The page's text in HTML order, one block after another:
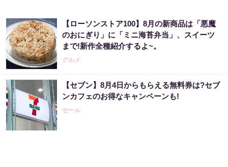
【ローソンストア100】8月の新商品は「悪魔
のおにぎり」に「ミニ海苔弁当」、スイーツ
まで!新作全種紹介するよ~。
グルメ
【セブン】8月4日からもらえる無料券は?セブ
ンカフェのお得なキャンペーンも!
セール